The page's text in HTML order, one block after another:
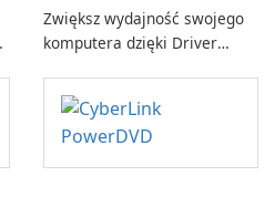
Zwiększ wydajność swojego
komputera dzięki Driver